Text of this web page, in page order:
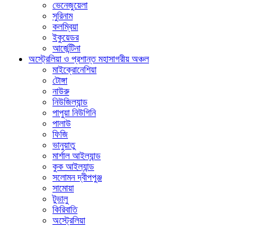
ভেনেজুয়েলা
সুরিনাম
কলম্বিয়া
ইকুয়েডর
আর্জেন্টিনা
অস্ট্রেলিয়া ও প্রশান্ত মহাসাগরীয় অঞ্চল
মাইক্রোনেশিয়া
টোঙ্গা
নাউরু
নিউজিল্যান্ড
পাপুয়া নিউগিনি
পালাউ
ফিজি
ভানুয়াতু
মার্শাল আইল্যান্ড
কুক আইল্যান্ড
সলোমন দ্বীপপুঞ্জ
সামোয়া
টুভালু
কিরিবাতি
অস্ট্রেলিয়া